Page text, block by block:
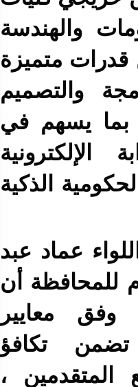
والهندسة
قدرات متميزة
والتصميم
بما يسهم في
الإلكترونية
الذكية
عماد عبد
للمحافظة أن
معايير
تكافؤ
،